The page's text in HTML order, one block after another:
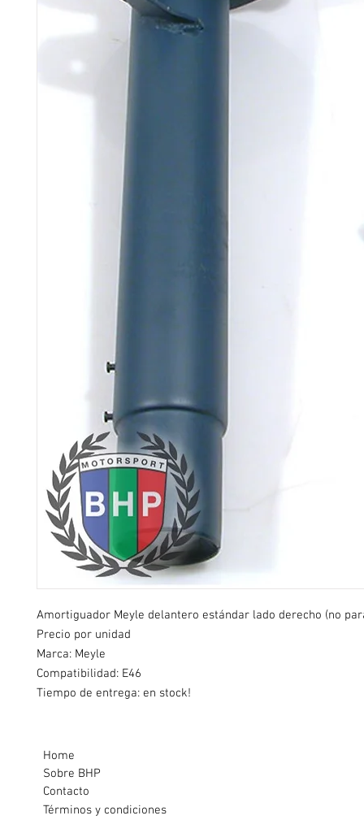
Amortiguador Meyle delantero estándar lado derecho (no
Precio por unidad
Marca: Meyle
Compatibilidad: E46
Tiempo de entrega: en stock!
Home
Sobre BHP
Contacto
Términos y condiciones